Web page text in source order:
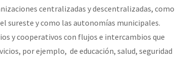
centralizadas y descentralizadas, como
sureste y como las autonomías municipales.
y cooperativos con flujos e intercambios que
por ejemplo, de educación, salud, seguridad